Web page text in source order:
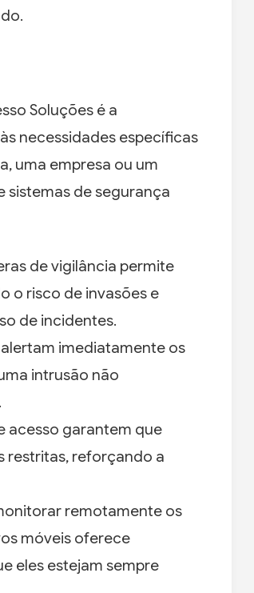
Soluções é a
necessidades específicas
uma empresa ou um
sistemas de segurança
de vigilância permite
o risco de invasões e
de incidentes.
imediatamente os
intrusão não
acesso garantem que
restritas, reforçando a
remotamente os
móveis oferece
eles estejam sempre